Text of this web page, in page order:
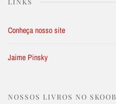
Conheça nosso site
Jaime Pinsky
NOSSOS LIVROS NO SKOOB